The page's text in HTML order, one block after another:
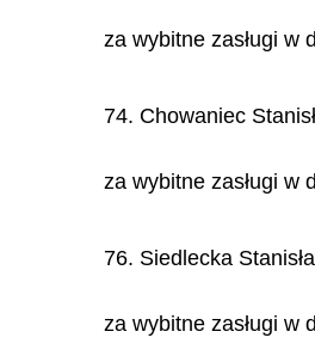
za wybitne zasługi w
74. Chowaniec
za wybitne zasługi w
76. Siedlecka
za wybitne zasługi w